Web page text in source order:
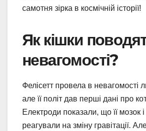
самотня зірка в космічній історії!
Як кішки
невагомості?
Фелісетт провела в невагомості
але її політ дав перші дані про
Електроди показали, що її мозок
реагували на зміну гравітації.